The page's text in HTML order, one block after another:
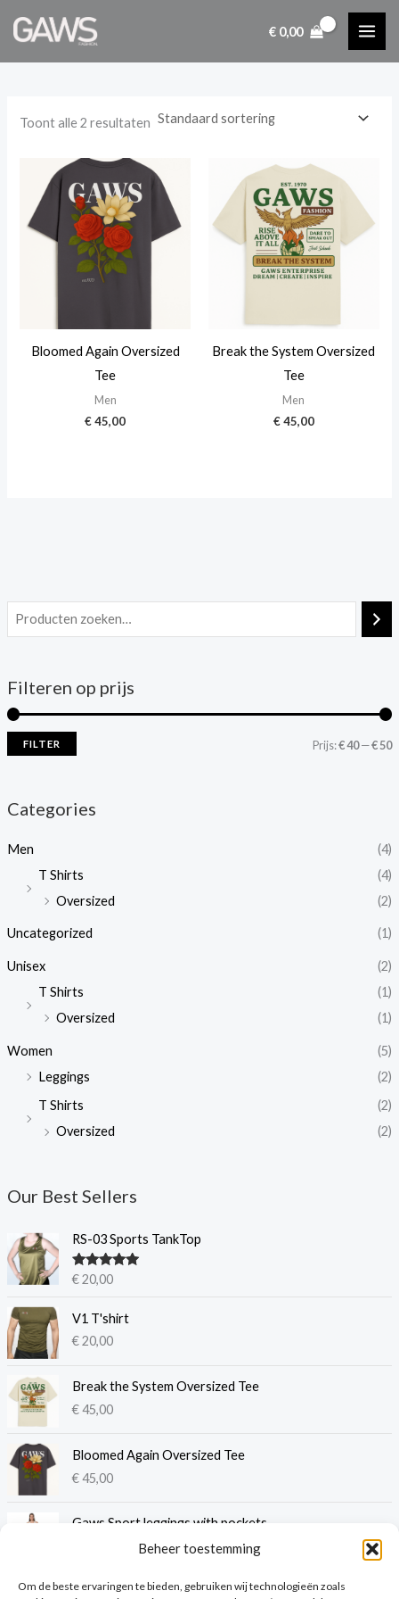
Beheer toestemming
Om de beste ervaringen te bieden, gebruiken wij technologieën zoals
naar
de
€0,00
Filteren op prijs
n
x
FILTER Prijs:€ 40—€ 50
Categories
Men
(4)
T Shirts
(4)
Oversized
(2)
Uncategorized (1)
Unisex
(2)
T Shirts
(1)
Oversized
(1)
Women
(5)
Leggings
(2)
T Shirts
(2)
Oversized
(2)
Our Best Sellers
RS-03 Sports TankTop
Gewaardeer
5.00
€20,00
V1 T'shirt
€20,00
Break the System Oversized Tee
€45,00
Bloomed Again Oversized Tee
€45,00
Gaws Sport leggings with pockets
54,50
P
i
s
Toont alle 2 resultaten
Bloomed Again Oversized
Tee
Men
€45,00
Break the System Oversized
Tee
Men
€45,00